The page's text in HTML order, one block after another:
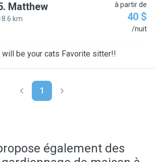
. Matthew
km
à partir de
40 $
/nuit
will be your cats Favorite sitter!!
1
également des